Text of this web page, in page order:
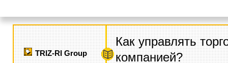
TRIZ-RI Group
Как управлять
компанией?